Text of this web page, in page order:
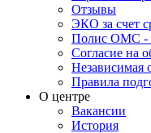
Отзывы
ЭКО за счет
Полис ОМС -
Согласие на
Независимая
Правила
О центре
Вакансии
История